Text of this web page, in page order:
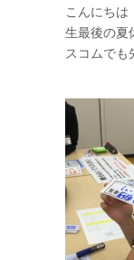
こんにち
生最後の夏
スコムで